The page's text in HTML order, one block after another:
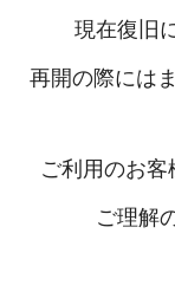
現在復旧に向
再開の際には
ご利用のお
ご理解の